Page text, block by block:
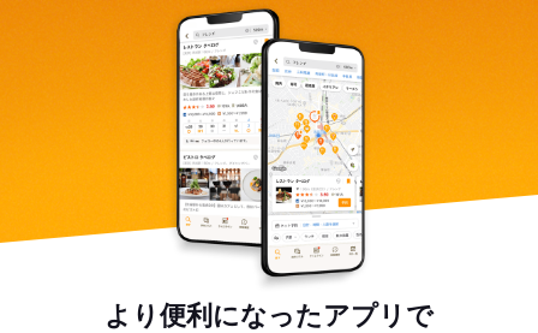
より便利になったアプリで